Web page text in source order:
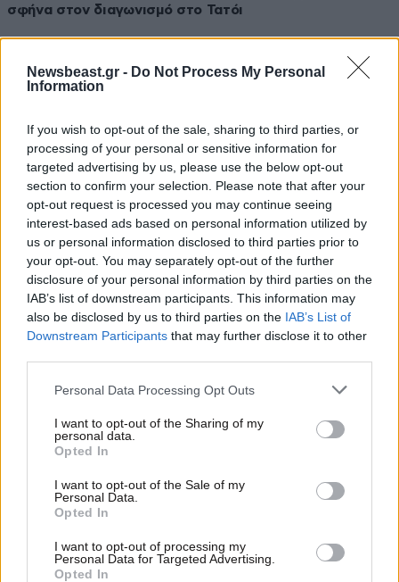
Newsbeast.gr - Do Not Process My Personal
Information
If you wish to opt-out of the sale, sharing to third parties, or
processing of your personal or sensitive information for
targeted advertising by us, please use the below opt-out
section to confirm your selection. Please note that after your
opt-out request is processed you may continue seeing
interest-based ads based on personal information utilized by
us or personal information disclosed to third parties prior to
your opt-out. You may separately opt-out of the further
disclosure of your personal information by third parties on the
IAB’s list of downstream participants. This information may
also be disclosed by us to third parties on the IAB’s List of
Downstream Participants that may further disclose it to other
Please note that this website/app uses one or more Google
not limited to your visit or usage behaviour. You may click to
grant or deny consent to Google and its third-party tags to
use your data for below specified purposes in below Google
consent section.
Personal Data Processing Opt Outs
I want to opt-out of the Sharing of my
personal data.
Opted In
I want to opt-out of the Sale of my
Personal Data.
Opted In
I want to opt-out of processing my
Personal Data for Targeted Advertising.
Opted In
σφήνα στον διαγωνισμό στο Τατόι
Βολές Διαμαντοπούλου για τη διεύρυνση: «Αν τα όρια
αγνοηθούν, μπορεί να φέρει τα αντίθετα αποτελέσματα»